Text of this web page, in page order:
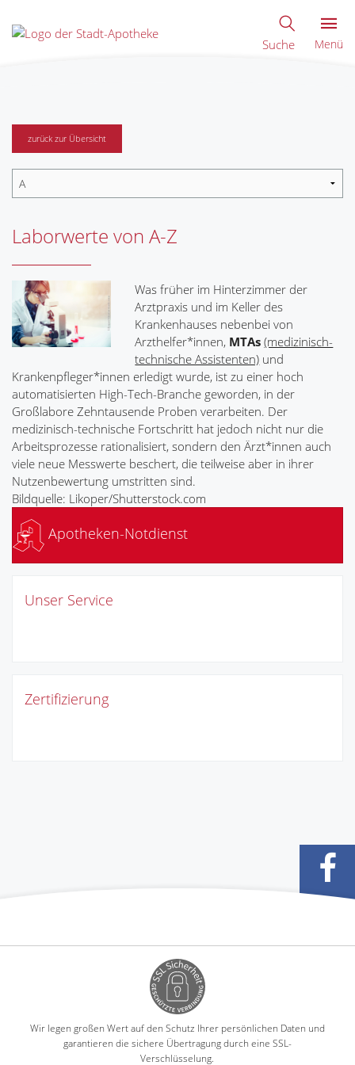
Suche Menü
zurück zur Übersicht
Laborwerte von A-Z
Was früher im Hinterzimmer der
Arztpraxis und im Keller des
Krankenhauses nebenbei von
Arzthelfer*innen, MTAs (medizinisch-
technische Assistenten) und
Krankenpfleger*innen erledigt wurde, ist zu einer hoch
automatisierten High-Tech-Branche geworden, in der
Großlabore Zehntausende Proben verarbeiten. Der
medizinisch-technische Fortschritt hat jedoch nicht nur die
Arbeitsprozesse rationalisiert, sondern den Ärzt*innen auch
viele neue Messwerte beschert, die teilweise aber in ihrer
Nutzenbewertung umstritten sind.
Bildquelle: Likoper/Shutterstock.com
Apotheken-Notdienst
Unser Service
Zertifizierung
Wir legen großen Wert auf den Schutz Ihrer persönlichen Daten und
garantieren die sichere Übertragung durch eine SSL-
Verschlüsselung.